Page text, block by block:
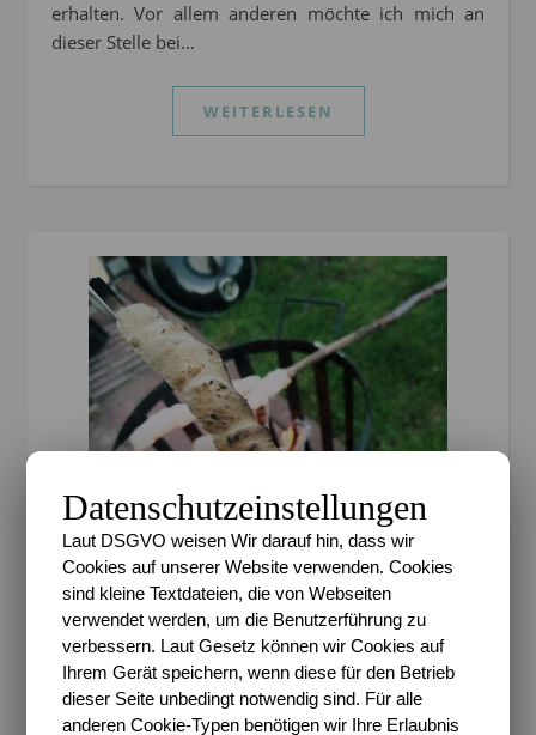
erhalten. Vor allem anderen möchte ich mich an
dieser Stelle bei…
WEITERLESEN
ALLTAGSCHAOS,BLOGSPHÄRE
#Freitags5 – 5 Tage 5
Datenschutzeinstellungen
Laut DSGVO weisen Wir darauf hin, dass wir
Cookies auf unserer Website verwenden. Cookies
sind kleine Textdateien, die von Webseiten
verwendet werden, um die Benutzerführung zu
verbessern. Laut Gesetz können wir Cookies auf
Ihrem Gerät speichern, wenn diese für den Betrieb
dieser Seite unbedingt notwendig sind. Für alle
anderen Cookie-Typen benötigen wir Ihre Erlaubnis